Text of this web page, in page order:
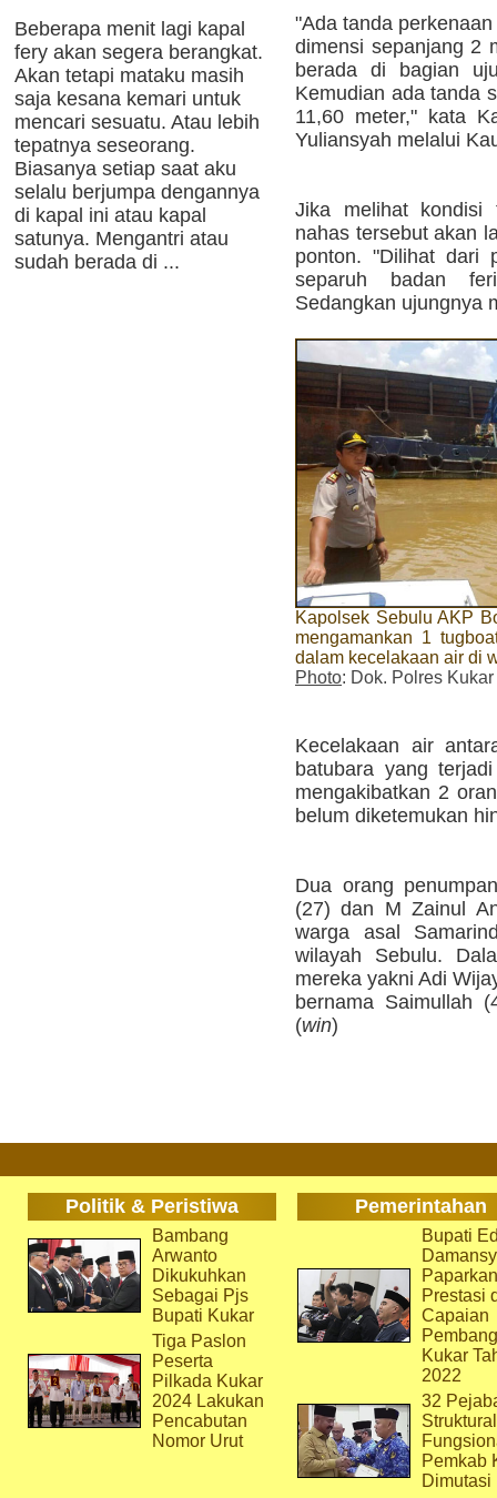
Beberapa menit lagi kapal
fery akan segera berangkat.
Akan tetapi mataku masih
saja kesana kemari untuk
mencari sesuatu. Atau lebih
tepatnya seseorang.
Biasanya setiap saat aku
selalu berjumpa dengannya
di kapal ini atau kapal
satunya. Mengantri atau
sudah berada di ...
"Ada tanda
dimensi sepanjang 2
berada di bagian
Kemudian ada tanda
11,60 meter," kata
Yuliansyah melalui
Jika melihat kondisi
nahas tersebut akan
ponton. "Dilihat dari
separuh badan
Sedangkan ujungnya
Kapolsek Sebulu AKP
mengamankan 1
dalam kecelakaan air di
Photo: Dok. Polres Kukar
Kecelakaan air
batubara yang
mengakibatkan 2
belum diketemukan
Dua orang
(27) dan M Zainul
warga asal
wilayah Sebulu.
mereka yakni Adi
bernama Saimullah
(win)
Politik & Peristiwa Pemerintahan
Bambang
Arwanto
Dikukuhkan
Sebagai Pjs
Bupati Kukar
Tiga Paslon
Peserta
Pilkada Kukar
2024 Lakukan
Pencabutan
Nomor Urut
Bupati
Paparkan
Prestasi
Capaian
Kukar
2022
32
Pemkab
Dimutasi